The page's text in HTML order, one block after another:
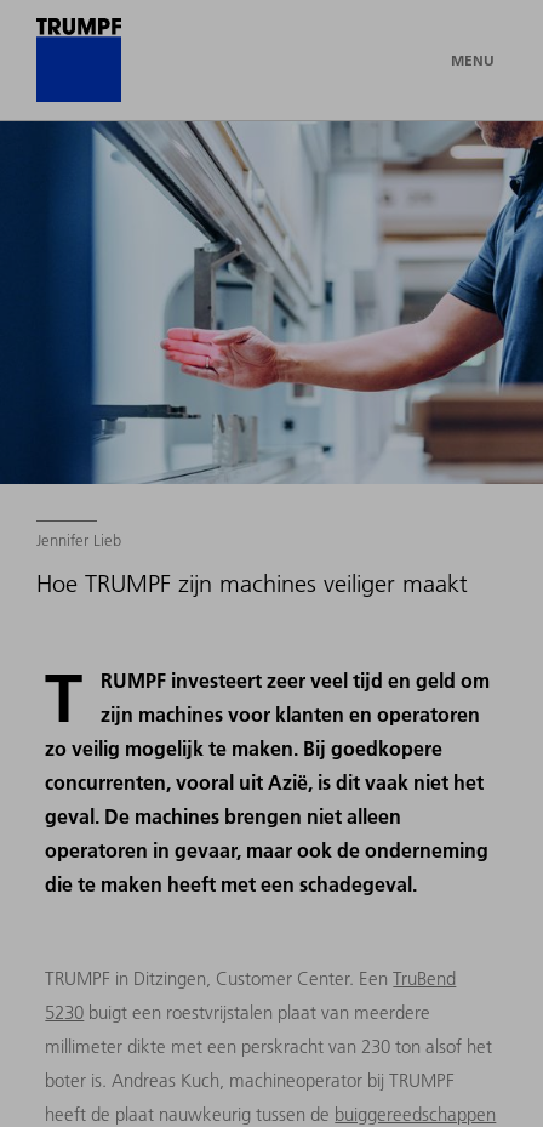
MENU
Jennifer Lieb
Hoe TRUMPF zijn machines veiliger maakt
T
RUMPF investeert zeer veel tijd en geld om
zijn machines voor klanten en operatoren
zo veilig mogelijk te maken. Bij goedkopere
concurrenten, vooral uit Azië, is dit vaak niet het
geval. De machines brengen niet alleen
operatoren in gevaar, maar ook de onderneming
die te maken heeft met een schadegeval.
TRUMPF in Ditzingen, Customer Center. EenTruBend
5230 buigt een roestvrijstalen plaat van meerdere
millimeter dikte met een perskracht van 230 ton alsof het
boter is. Andreas Kuch, machineoperator bij TRUMPF
heeft de plaat nauwkeurig tussen de buiggereedschappen